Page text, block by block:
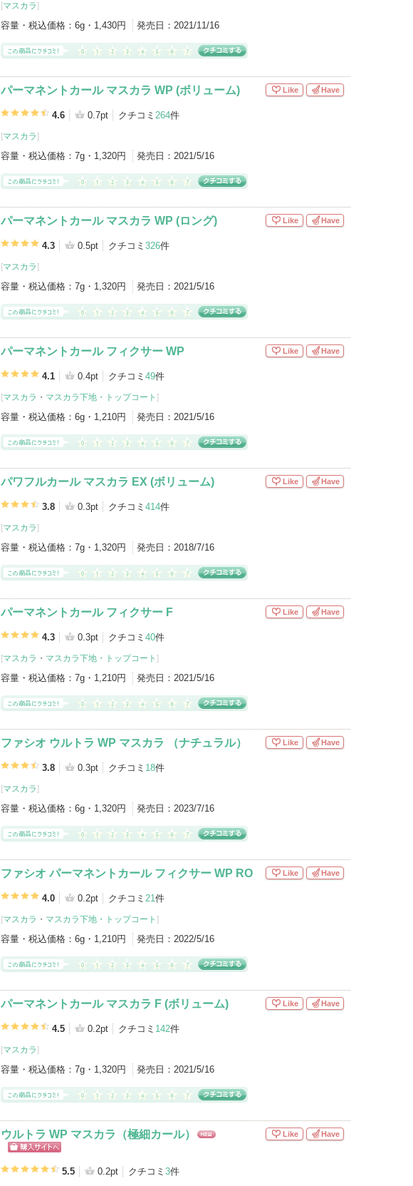
[マスカラ]
容量・税込価格： 6g・1,430円 発売日： 2021/11/16
パーマネントカール マスカラ WP (ボリューム)
4.6 0.7pt クチコミ 264件
[マスカラ]
容量・税込価格： 7g・1,320円 発売日： 2021/5/16
Like Have
パーマネントカール マスカラ WP (ロング)
4.3 0.5pt クチコミ 326件
[マスカラ]
容量・税込価格： 7g・1,320円 発売日： 2021/5/16
Like Have
パーマネントカール フィクサー WP
4.1 0.4pt クチコミ 49件
[マスカラ ・ マスカラ下地・トップコート ]
容量・税込価格： 6g・1,210円 発売日： 2021/5/16
Like Have
パワフルカール マスカラ EX (ボリューム)
3.8 0.3pt クチコミ 414件
[マスカラ]
容量・税込価格： 7g・1,320円 発売日： 2018/7/16
Like Have
パーマネントカール フィクサー F
4.3 0.3pt クチコミ 40件
[マスカラ ・ マスカラ下地・トップコート ]
容量・税込価格： 7g・1,210円 発売日： 2021/5/16
Like Have
ファシオ ウルトラ WP マスカラ （ナチュラル）
3.8 0.3pt クチコミ 18件
[マスカラ]
容量・税込価格： 6g・1,320円 発売日： 2023/7/16
Like Have
ファシオ パーマネントカール フィクサー WP RO
4.0 0.2pt クチコミ 21件
[マスカラ ・ マスカラ下地・トップコート ]
容量・税込価格： 6g・1,210円 発売日： 2022/5/16
Like Have
パーマネントカール マスカラ F (ボリューム)
4.5 0.2pt クチコミ 142件
[マスカラ]
容量・税込価格： 7g・1,320円 発売日： 2021/5/16
Like Have
ウルトラ WP マスカラ（極細カール）
グサイトへ
5.5 0.2pt クチコミ 3件
Like Have